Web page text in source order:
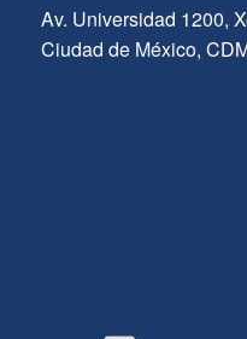
Av. Universidad 1200,
Ciudad de México,